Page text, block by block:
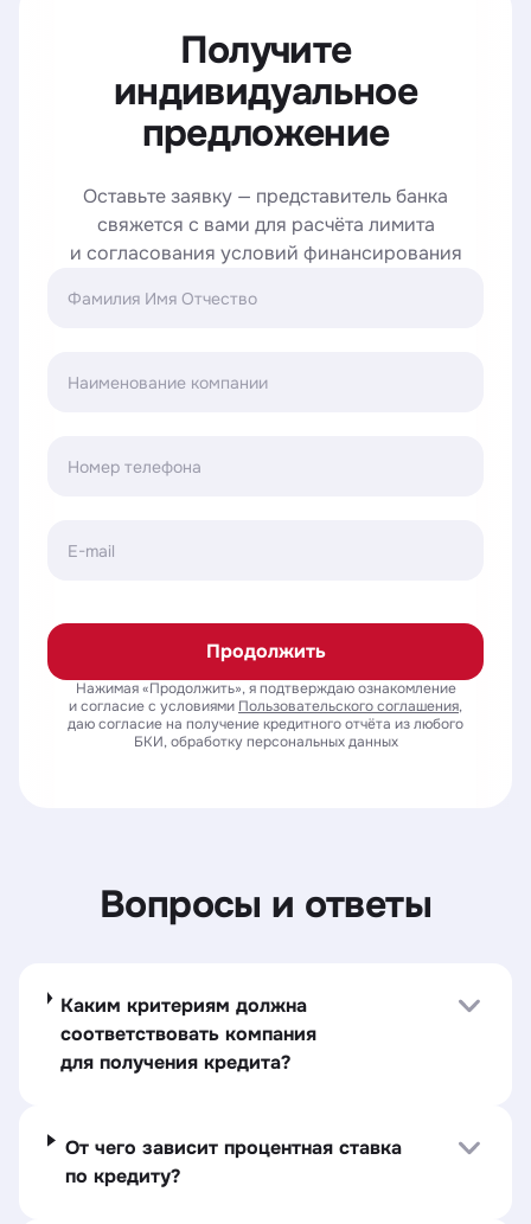
Получите
индивидуальное
предложение
Оставьте заявку — представитель банка
свяжется с вами для расчёта лимита
и согласования условий финансирования
Фамилия Имя Отчество
Наименование компании
Номер телефона
E-mail
Продолжить
Нажимая «Продолжить», я подтверждаю ознакомление
и согласие с условиями Пользовательского соглашения,
даю согласие на получение кредитного отчёта из любого
БКИ, обработку персональных данных
Вопросы и ответы
Каким критериям должна
соответствовать компания
для получения кредита?
От чего зависит процентная ставка
по кредиту?